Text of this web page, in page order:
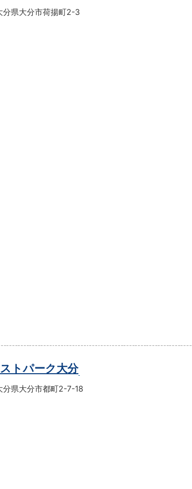
分県大分市荷揚町2-3
トパーク大分
分県大分市都町2-7-18